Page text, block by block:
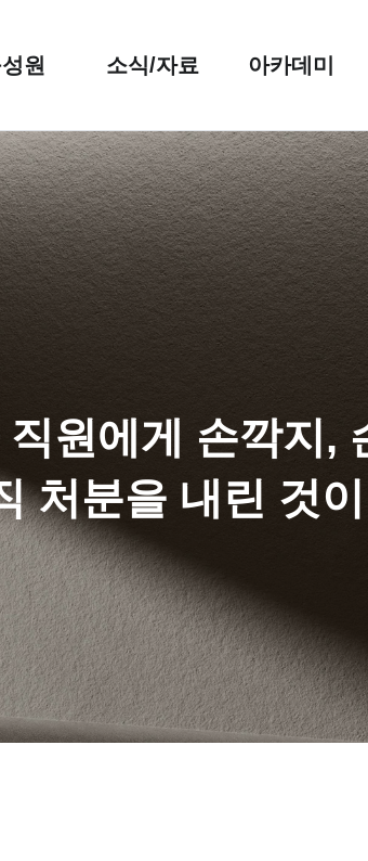
원 소식/자료 아카데미
원에게 손깍지,
처분을 내린 것